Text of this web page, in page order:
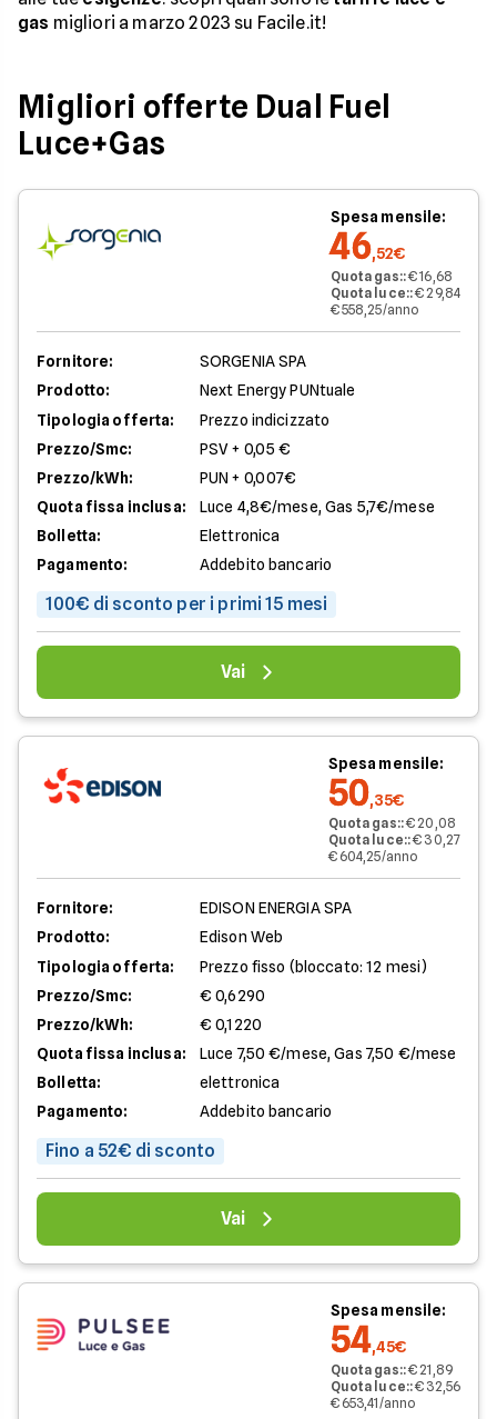
gas migliori a marzo 2023 su Facile.it!
Migliori offerte Dual Fuel
Luce+Gas
Spesa mensile:
46,52€
Quota gas::€ 16,68
Quota luce::€ 29,84
€ 558,25/anno
Fornitore:
SORGENIA SPA
Prodotto:
Next Energy PUNtuale
Tipologia offerta:
Prezzo indicizzato
Prezzo/Smc:
PSV + 0,05 €
Prezzo/kWh:
PUN + 0,007€
Quota fissa inclusa:
Luce 4,8€/mese, Gas 5,7€/mese
Bolletta:
Elettronica
Pagamento:
Addebito bancario
100€ di sconto per i primi 15 mesi
Vai
Spesa mensile:
50,35€
Quota gas::€ 20,08
Quota luce::€ 30,27
€ 604,25/anno
Fornitore:
EDISON ENERGIA SPA
Prodotto:
Edison Web
Tipologia offerta:
Prezzo fisso (bloccato: 12 mesi)
Prezzo/Smc:
€ 0,6290
Prezzo/kWh:
€ 0,1220
Quota fissa inclusa:
Luce 7,50 €/mese, Gas 7,50 €/mese
Bolletta:
elettronica
Pagamento:
Addebito bancario
Fino a 52€ di sconto
Vai
Spesa mensile:
54,45€
Quota gas::€ 21,89
Quota luce::€ 32,56
€ 653,41/anno